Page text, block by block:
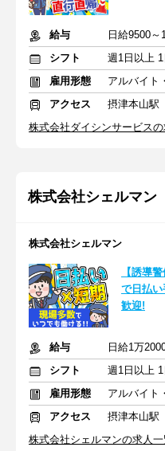
給与
日給9500～
シフト
雇用形態
アルバイト
アクセス
摂津本山駅
株式会社ダイシンサービス
株式会社シェルマン
株式会社シェルマン
【誘導
で日払
歓迎!
給与
日給1万
シフト
週1日以上
雇用形態
アルバイト
アクセス
摂津本山駅
株式会社シェルマンの求人